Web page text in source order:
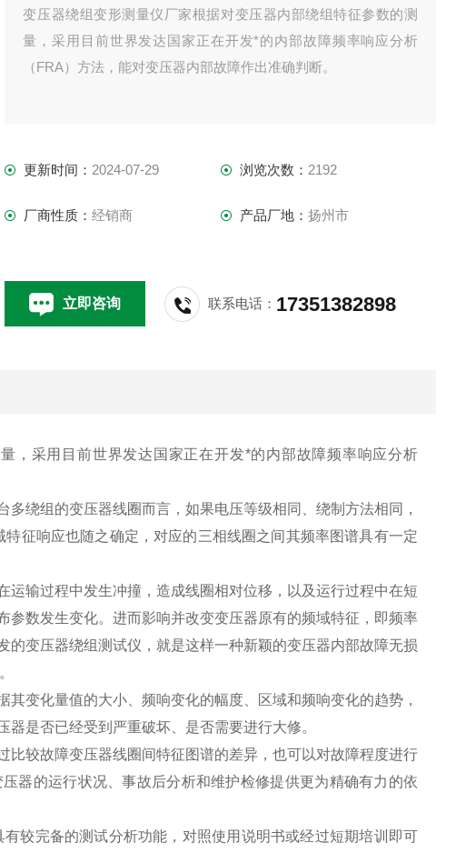
变压器绕组变形测量仪厂家根据对变压器内部绕组特征参数的测
量，采用目前世界发达国家正在开发*的内部故障频率响应分析
（FRA）方法，能对变压器内部故障作出准确判断。
更新时间： 2024-07-29 浏览次数： 2192
厂商性质：经销商 产品厂地： 扬州市
立即咨询 联系电话： 17351382898
，采用目前世界发达国家正在开发*的内部故障频率响应分析
绕组的变压器线圈而言，如果电压等级相同、绕制方法相同，
征响应也随之确定，对应的三相线圈之间其频率图谱具有一定
运输过程中发生冲撞，造成线圈相对位移，以及运行过程中在短
数发生变化。进而影响并改变变压器原有的频域特征，即频率
变压器绕组测试仪，就是这样一种新颖的变压器内部故障无损
变化量值的大小、频响变化的幅度、区域和频响变化的趋势，
是否已经受到严重破坏、是否需要进行大修。
较故障变压器线圈间特征图谱的差异，也可以对故障程度进行
器的运行状况、事故后分析和维护检修提供更为精确有力的依
较完备的测试分析功能，对照使用说明书或经过短期培训即可